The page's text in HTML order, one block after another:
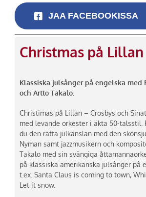
JAA FACEBOOKISSA
Christmas på Lillan
Klassiska julsånger på engelska med
och Artto Takalo.
Christimas på Lillan – Crosbys och
med levande orkester i äkta 50-talsstil.
du den rätta julkänslan med den
Nyman samt jazzmusikern och
Takalo med sin svängiga
på klassiska amerikanska julsånger på
t.ex. Santa Claus is coming to town,
Let it snow.